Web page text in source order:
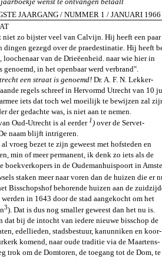
JAARGANG / NUMMER 1 / JANUARI 1966
niet zo bijster veel van Calvijn. Hij heeft een paar
gezegd over de praedestinatie. Hij heeft
loochenaar van de Drieëenheid. naar wie hier in
genoemd, in het openbaar werd verbrand".
een straat is genoemd! Dr. A. F. N. Lekker-
regels schreef in Hervormd Utrecht van 10
iets dat toch wel moeilijk te bewijzen zal
der gedachte was, is niet aan te nemen.
Oud-Utrecht is al eerder 1 ) over de Servet-
naam blijft intrigeren.
vroeg bezet te zijn geweest met hofsteden en
min of meer permanent, ik denk zo iets als de
boekverkopers in de Oudemanhuispoort in
staken meer naar voren dan de huizen die er
Bisschopshof behorende huizen aan de
werden in 1643 door de stad aangekocht om het
3). Dat is dus nog smaller geweest dan het nu is.
dat bij de intocht van iedere nieuwe bisschop de
edellieden, stadsbestuur, kanunniken en koor-
komend, naar oude traditie via de Maartens-
trok om de Domtoren, de toegang tot de Dom, te